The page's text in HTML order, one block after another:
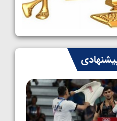
در پنج وزن دوم
رضایی تنها طلایی